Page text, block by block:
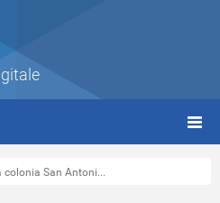
colonia San Antoni...